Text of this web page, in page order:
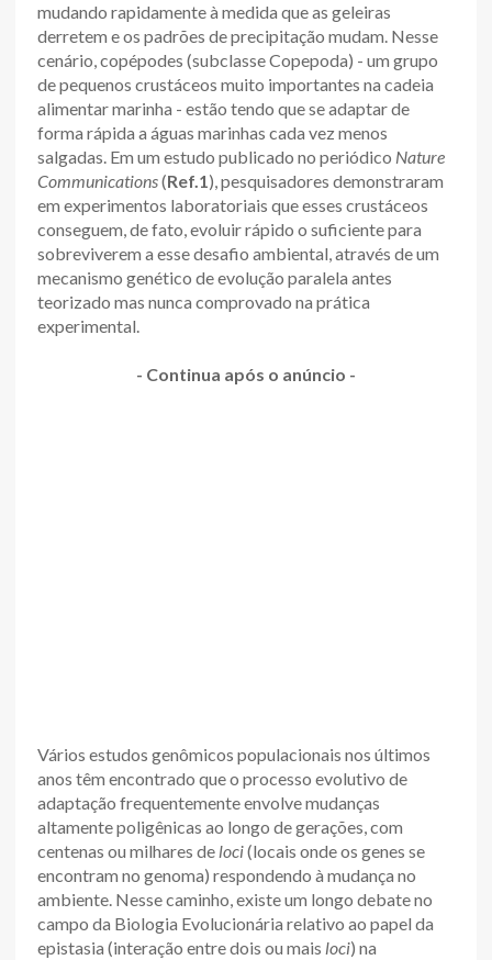
mudando rapidamente à medida que as geleiras
derretem e os padrões de precipitação mudam. Nesse
cenário, copépodes (subclasse Copepoda) - um grupo
de pequenos crustáceos muito importantes na cadeia
alimentar marinha - estão tendo que se adaptar de
forma rápida a águas marinhas cada vez menos
salgadas. Em um estudo publicado no periódico Nature
Communications(Ref.1), pesquisadores demonstraram
em experimentos laboratoriais que esses crustáceos
conseguem, de fato, evoluir rápido o suficiente para
sobreviverem a esse desafio ambiental, através de um
mecanismo genético de evolução paralela antes
teorizado mas nunca comprovado na prática
experimental.
- Continua após o anúncio -
Vários estudos genômicos populacionais nos últimos
anos têm encontrado que o processo evolutivo de
adaptação frequentemente envolve mudanças
altamente poligênicas ao longo de gerações, com
centenas ou milhares de loci(locais onde os genes se
encontram no genoma) respondendo à mudança no
ambiente. Nesse caminho, existe um longo debate no
campo da Biologia Evolucionária relativo ao papel da
epistasia (interação entre dois ou mais loci) na